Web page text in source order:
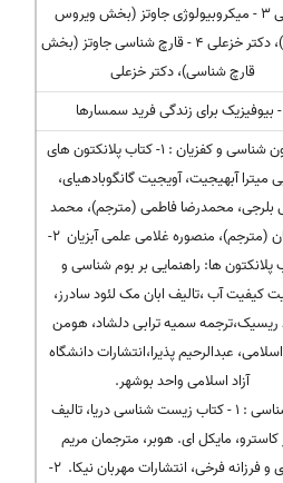
خزعلی 3 - میکروبیولوژی جاوتز (بخش ویروس
شناسی)، دکتر خزعلی 4 - قارچ شناسی جاوتز (بخش
قارچ شناسی)، دکتر خزعلی
پلانکتون شناسی و کفزیان : ۱- کتاب پلانکتون های
میترا آبهیجیت، آویجیت گانگوبادهیای،
بلرجی، محمدرضا فاطمی (مترجم)، محمد
کاظمیان (مترجم)، منصوره غلامی علمی آبزیان ۲-
پلانکتون ها: راهنمایی بر بوم شناسی و
کیفیت آب ،تالیف ابان مک لئود سادرز،
ریسیک،ترجمه سمیه ترابی دلشاد، هومن
عبدالرحیم پذیرا،انتشارات دانشگاه
آزاد اسلامی واحد بوشهر.
بوم شناسی : ۱ - کتاب زیست شناسی دریا، تالیف
کاسترو، مایکل ای. هوبر، مترجمان مریم
رودباری و فرزانه فرخی، انتشارات مهربان نیکا. ۲-